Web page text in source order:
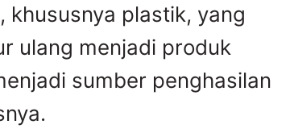
khususnya plastik, yang
ulang menjadi produk
sumber penghasilan